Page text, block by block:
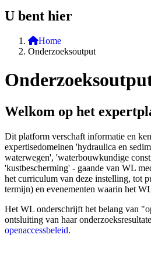
U bent hier
Home
Onderzoeksoutput
Welkom op het
Dit platform verschaft informatie en
expertisedomeinen 'hydraulica en
waterwegen', 'waterbouwkundige
'kustbescherming' - gaande van WL
het curriculum van deze instelling, tot
termijn) en evenementen waarin het
Het WL onderschrijft het belang van
ontsluiting van haar
openaccessbeleid.